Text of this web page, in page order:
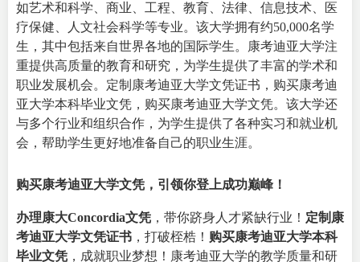
如艺术和科学、商业、工程、教育、法律、信息技术、医
疗保健、人文社会科学等专业。该大学拥有约50,000名学
生，其中包括来自世界各地的国际学生。康考迪亚大学注
重提供高质量的教育和研究，为学生提供了丰富的学术和
职业发展机会。定制康考迪亚大学文凭证书，购买康考迪
亚大学本科毕业文凭，购买康考迪亚大学文凭。该大学还
与多个行业和组织合作，为学生提供了各种实习和就业机
会，帮助学生更好地准备自己的职业生涯。
购买康考迪亚大学文凭，引领你登上成功巅峰！
办理康大Concordia文凭 ，带你跻身人才紧缺行业！ 定制康
考迪亚大学文凭证书 ，打破桎梏！ 购买康考迪亚大学本科
毕业文凭 ，成就职业梦想！康考迪亚大学的教学质量和研